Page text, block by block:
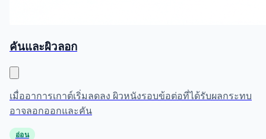
คันและผิวลอก
เมื่ออาการเกาต์เริ่มลดลง ผิวหนังรอบข้อต่อที่ได้รับผลกระทบ
อาจลอกออกและคัน
อ่อน